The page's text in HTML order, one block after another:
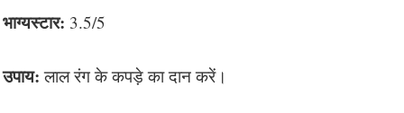
भाग्यस्टार: 3.5/5
उपाय: लाल रंग के कपड़े का दान करें।